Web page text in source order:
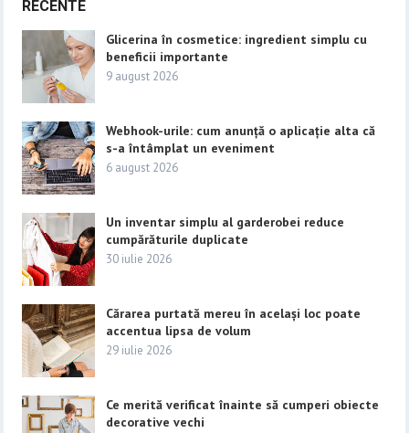
RECENTE
Glicerina în cosmetice: ingredient simplu cu
beneficii importante
9 august 2026
Webhook-urile: cum anunță o aplicație alta că
s-a întâmplat un eveniment
6 august 2026
Un inventar simplu al garderobei reduce
cumpărăturile duplicate
30 iulie 2026
Cărarea purtată mereu în același loc poate
accentua lipsa de volum
29 iulie 2026
Ce merită verificat înainte să cumperi obiecte
decorative vechi